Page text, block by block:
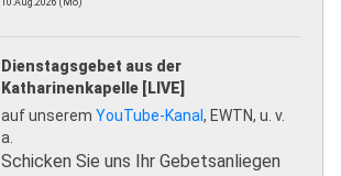
10.Aug.2026 (Mo)
Dienstagsgebet aus der
Katharinenkapelle [LIVE]
auf unserem YouTube-Kanal, EWTN, u. v.
a.
Schicken Sie uns Ihr Gebetsanliegen